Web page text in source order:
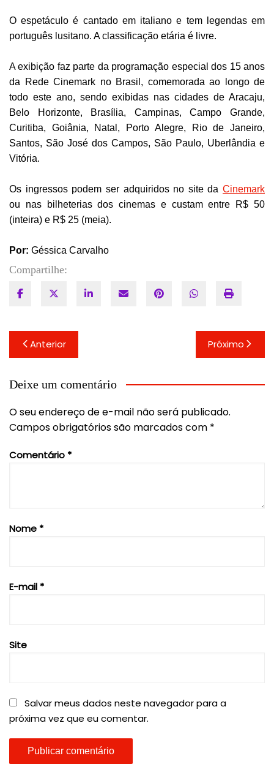
O espetáculo é cantado em italiano e tem legendas em
português lusitano. A classificação etária é livre.
A exibição faz parte da programação especial dos 15 anos
da Rede Cinemark no Brasil, comemorada ao longo de
todo este ano, sendo exibidas nas cidades de Aracaju,
Belo Horizonte, Brasília, Campinas, Campo Grande,
Curitiba, Goiânia, Natal, Porto Alegre, Rio de Janeiro,
Santos, São José dos Campos, São Paulo, Uberlândia e
Vitória.
Os ingressos podem ser adquiridos no site da Cinemark
ou nas bilheterias dos cinemas e custam entre R$ 50
(inteira) e R$ 25 (meia).
Por: Géssica Carvalho
Compartilhe:
Navegação
de
Post
Anterior Próximo
Deixe um comentário
O seu endereço de e-mail não será publicado.
Campos obrigatórios são marcados com *
Comentário *
Nome *
E-mail *
Site
Salvar meus dados neste navegador para a
próxima vez que eu comentar.